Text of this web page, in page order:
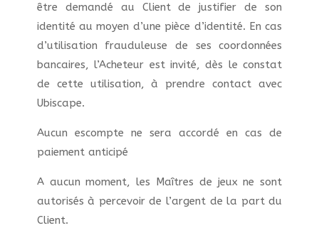
être demandé au Client de justifier de son
identité au moyen d’une pièce d’identité. En cas
d’utilisation frauduleuse de ses coordonnées
bancaires, l’Acheteur est invité, dès le constat
de cette utilisation, à prendre contact avec
Ubiscape.
Aucun escompte ne sera accordé en cas de
paiement anticipé
A aucun moment, les Maîtres de jeux ne sont
autorisés à percevoir de l’argent de la part du
Client.